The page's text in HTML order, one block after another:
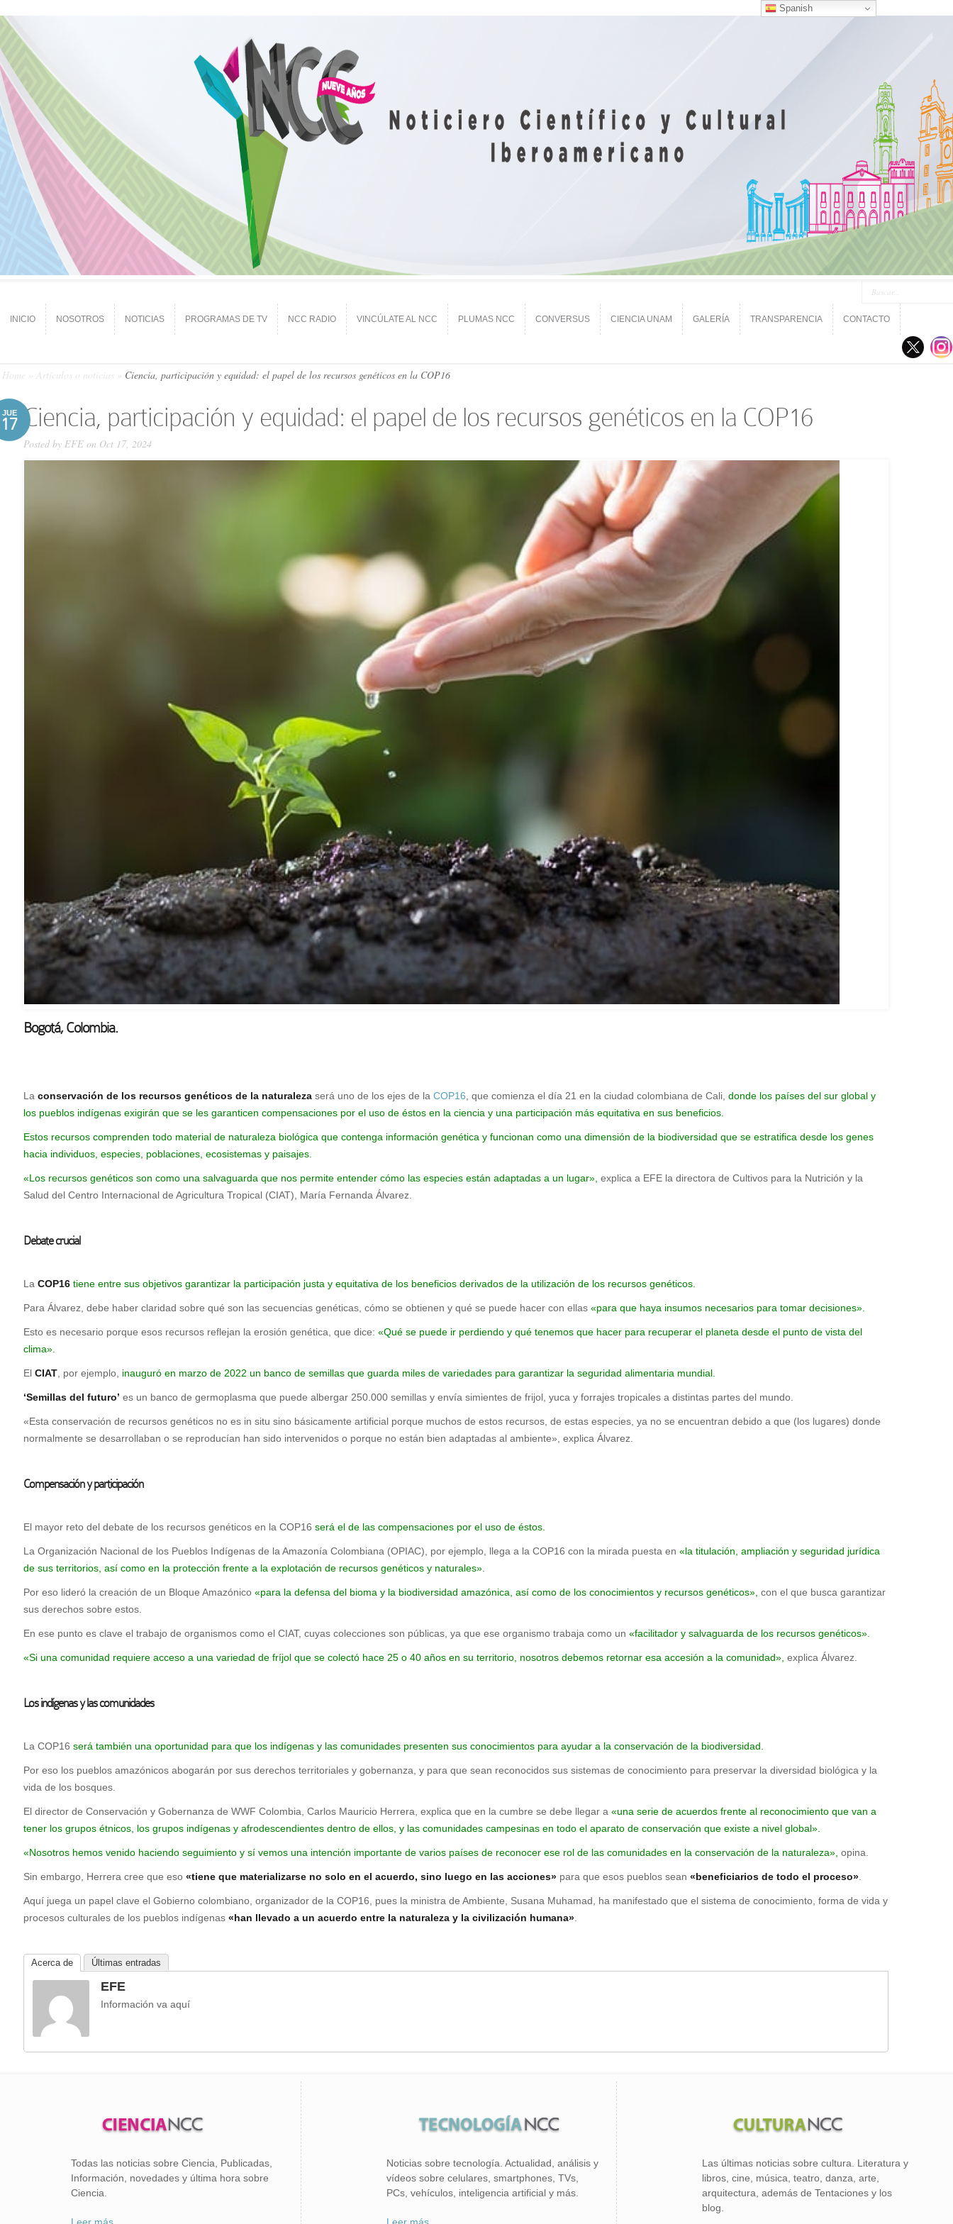
INICIO NOSOTROS NOTICIAS PROGRAMAS DE TV NCC RADIO VINCÚLATE AL NCC PLUMAS NCC CONVERSUS CIENCIA UNAM GALERÍA TRANSPARENCIA CONTACTO
Home Artículos o noticias Ciencia, participación y equidad: el papel de los recursos genéticos en la COP16
JUE
17 Ciencia, participación y equidad: el papel de los recursos genéticos en la COP16
Posted by EFE on Oct 17, 2024
Bogotá, Colombia.
La conservación de los recursos genéticos de la naturaleza será uno de los ejes de la COP16, que comienza el día 21 en la ciudad colombiana de Cali, donde los países del sur global y
los pueblos indígenas exigirán que se les garanticen compensaciones por el uso de éstos en la ciencia y una participación más equitativa en sus beneficios.
Estos recursos comprenden todo material de naturaleza biológica que contenga información genética y funcionan como una dimensión de la biodiversidad que se estratifica desde los genes
hacia individuos, especies, poblaciones, ecosistemas y paisajes.
«Los recursos genéticos son como una salvaguarda que nos permite entender cómo las especies están adaptadas a un lugar», explica a EFE la directora de Cultivos para la Nutrición y la
Salud del Centro Internacional de Agricultura Tropical (CIAT), María Fernanda Álvarez.
Debate crucial
La COP16 tiene entre sus objetivos garantizar la participación justa y equitativa de los beneficios derivados de la utilización de los recursos genéticos.
Para Álvarez, debe haber claridad sobre qué son las secuencias genéticas, cómo se obtienen y qué se puede hacer con ellas «para que haya insumos necesarios para tomar decisiones».
Esto es necesario porque esos recursos reflejan la erosión genética, que dice: «Qué se puede ir perdiendo y qué tenemos que hacer para recuperar el planeta desde el punto de vista del
clima».
El CIAT, por ejemplo, inauguró en marzo de 2022 un banco de semillas que guarda miles de variedades para garantizar la seguridad alimentaria mundial.
‘Semillas del futuro’ es un banco de germoplasma que puede albergar 250.000 semillas y envía simientes de frijol, yuca y forrajes tropicales a distintas partes del mundo.
«Esta conservación de recursos genéticos no es in situ sino básicamente artificial porque muchos de estos recursos, de estas especies, ya no se encuentran debido a que (los lugares) donde
normalmente se desarrollaban o se reproducían han sido intervenidos o porque no están bien adaptadas al ambiente», explica Álvarez.
Compensación y participación
El mayor reto del debate de los recursos genéticos en la COP16 será el de las compensaciones por el uso de éstos.
La Organización Nacional de los Pueblos Indígenas de la Amazonía Colombiana (OPIAC), por ejemplo, llega a la COP16 con la mirada puesta en «la titulación, ampliación y seguridad jurídica
de sus territorios, así como en la protección frente a la explotación de recursos genéticos y naturales».
Por eso lideró la creación de un Bloque Amazónico «para la defensa del bioma y la biodiversidad amazónica, así como de los conocimientos y recursos genéticos», con el que busca garantizar
sus derechos sobre estos.
En ese punto es clave el trabajo de organismos como el CIAT, cuyas colecciones son públicas, ya que ese organismo trabaja como un «facilitador y salvaguarda de los recursos genéticos».
«Si una comunidad requiere acceso a una variedad de fríjol que se colectó hace 25 o 40 años en su territorio, nosotros debemos retornar esa accesión a la comunidad», explica Álvarez.
Los indígenas y las comunidades
La COP16 será también una oportunidad para que los indígenas y las comunidades presenten sus conocimientos para ayudar a la conservación de la biodiversidad.
Por eso los pueblos amazónicos abogarán por sus derechos territoriales y gobernanza, y para que sean reconocidos sus sistemas de conocimiento para preservar la diversidad biológica y la
vida de los bosques.
El director de Conservación y Gobernanza de WWF Colombia, Carlos Mauricio Herrera, explica que en la cumbre se debe llegar a «una serie de acuerdos frente al reconocimiento que van a
tener los grupos étnicos, los grupos indígenas y afrodescendientes dentro de ellos, y las comunidades campesinas en todo el aparato de conservación que existe a nivel global».
«Nosotros hemos venido haciendo seguimiento y sí vemos una intención importante de varios países de reconocer ese rol de las comunidades en la conservación de la naturaleza», opina.
Sin embargo, Herrera cree que eso «tiene que materializarse no solo en el acuerdo, sino luego en las acciones» para que esos pueblos sean «beneficiarios de todo el proceso».
Aquí juega un papel clave el Gobierno colombiano, organizador de la COP16, pues la ministra de Ambiente, Susana Muhamad, ha manifestado que el sistema de conocimiento, forma de vida y
procesos culturales de los pueblos indígenas «han llevado a un acuerdo entre la naturaleza y la civilización humana».
Acerca de Últimas entradas
EFE
Información va aquí
Todas las noticias sobre Ciencia, Publicadas,
Información, novedades y última hora sobre
Ciencia.
Leer más
Noticias sobre tecnología. Actualidad, análisis y
vídeos sobre celulares, smartphones, TVs,
PCs, vehículos, inteligencia artificial y más.
Leer más
Las últimas noticias sobre cultura. Literatura y
libros, cine, música, teatro, danza, arte,
arquitectura, además de Tentaciones y los
blog.
Spanish